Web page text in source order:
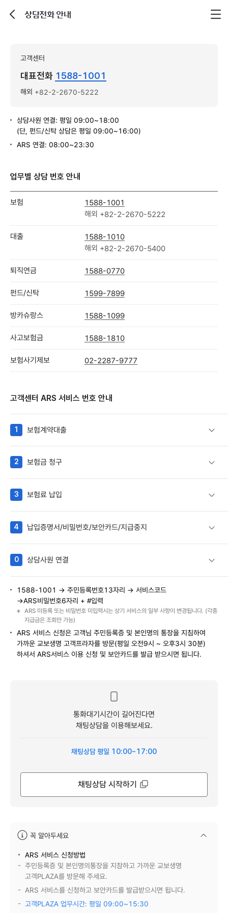
상담전화 안내
고객센터
대표전화 1588-1001
해외 +82-2-2670-5222
상담사원 연결: 평일 09:00~18:00
(단, 펀드/신탁 상담은 평일 09:00~16:00)
ARS 연결: 08:00~23:30
업무별 상담 번호 안내
보험
1588-1001
해외 +82-2-2670-5222
대출
1588-1010
해외 +82-2-2670-5400
퇴직연금 1588-0770
펀드/신탁 1599-7899
방카슈랑스 1588-1099
사고보험금 1588-1810
보험사기제보 02-2287-9777
고객센터 ARS 서비스 번호 안내
1 보험계약대출
2 보험금 청구
3 보험료 납입
4 납입증명서/비밀번호/보안카드/지급중지
0 상담사원 연결
1588-1001 → 주민등록번호13자리 → 서비스코드
→ARS비밀번호6자리 + #입력
ARS 미등록 또는 비밀번호 미입력시는 상기 서비스의 일부 사항이 변경됩니다. (각종
지급금은 조회만 가능)
ARS 서비스 신청은 고객님 주민등록증 및 본인명의 통장을 지침하여
가까운 교보생명 고객프라자를 방문(평일 오전9시 ~ 오후3시 30분)
하셔서 ARS서비스 이용 신청 및 보안카드를 발급 받으시면 됩니다.
통화대기시간이 길어진다면
채팅상담을 이용해보세요.
채팅상담 평일 10:00~17:00
채팅상담 시작하기
꼭 알아두세요
ARS 서비스 신청방법
주민등록증 및 본인명의통장을 지참하고 가까운 교보생명
고객PLAZA를 방문해 주세요.
ARS 서비스를 신청하고 보안카드를 발급받으시면 됩니다.
고객PLAZA 업무시간: 평일 09:00~15:30